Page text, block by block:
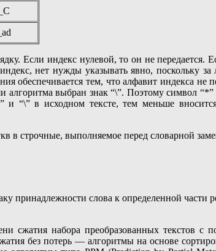
Если индекс нулевой, то он не передается.
нет нужды указывать явно, поскольку
обеспечивается тем, что алфавит индекса не
выбран знак “\”. Поэтому символ “*”
“\” в исходном тексте, тем меньше
в строчные, выполняемое перед словарной
принадлежности слова к определенной части
сжатия набора преобразованных текстов с
без потерь — алгоритмы на основе